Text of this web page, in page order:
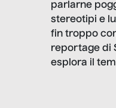
parlarne
stereotipi e
fin troppo
reportage di
esplora il